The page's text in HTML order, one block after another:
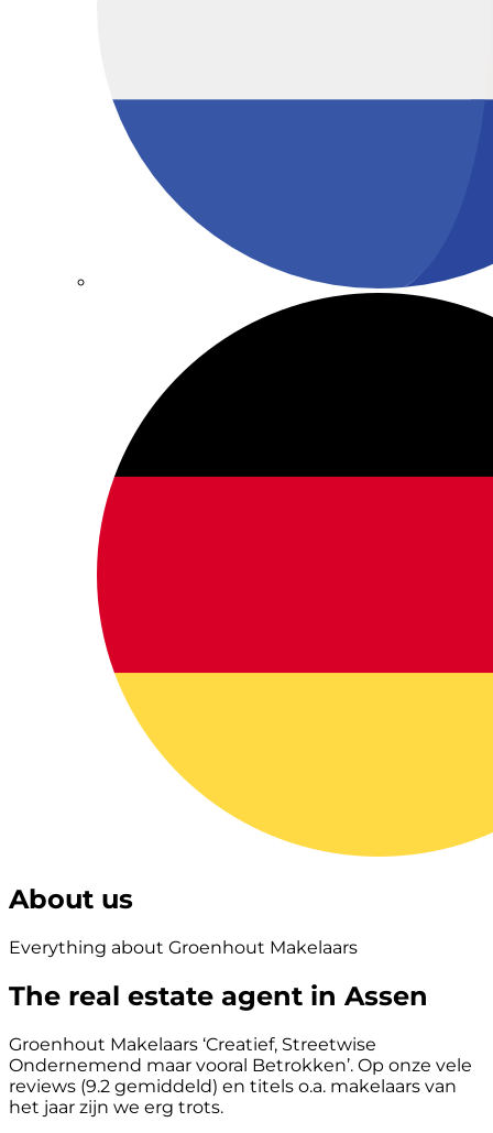
About us
Everything about Groenhout Makelaars
The real estate agent in Assen
Groenhout Makelaars ‘Creatief, Streetwise
Ondernemend maar vooral Betrokken’. Op onze vele
reviews (9.2 gemiddeld) en titels o.a. makelaars van
het jaar zijn we erg trots.